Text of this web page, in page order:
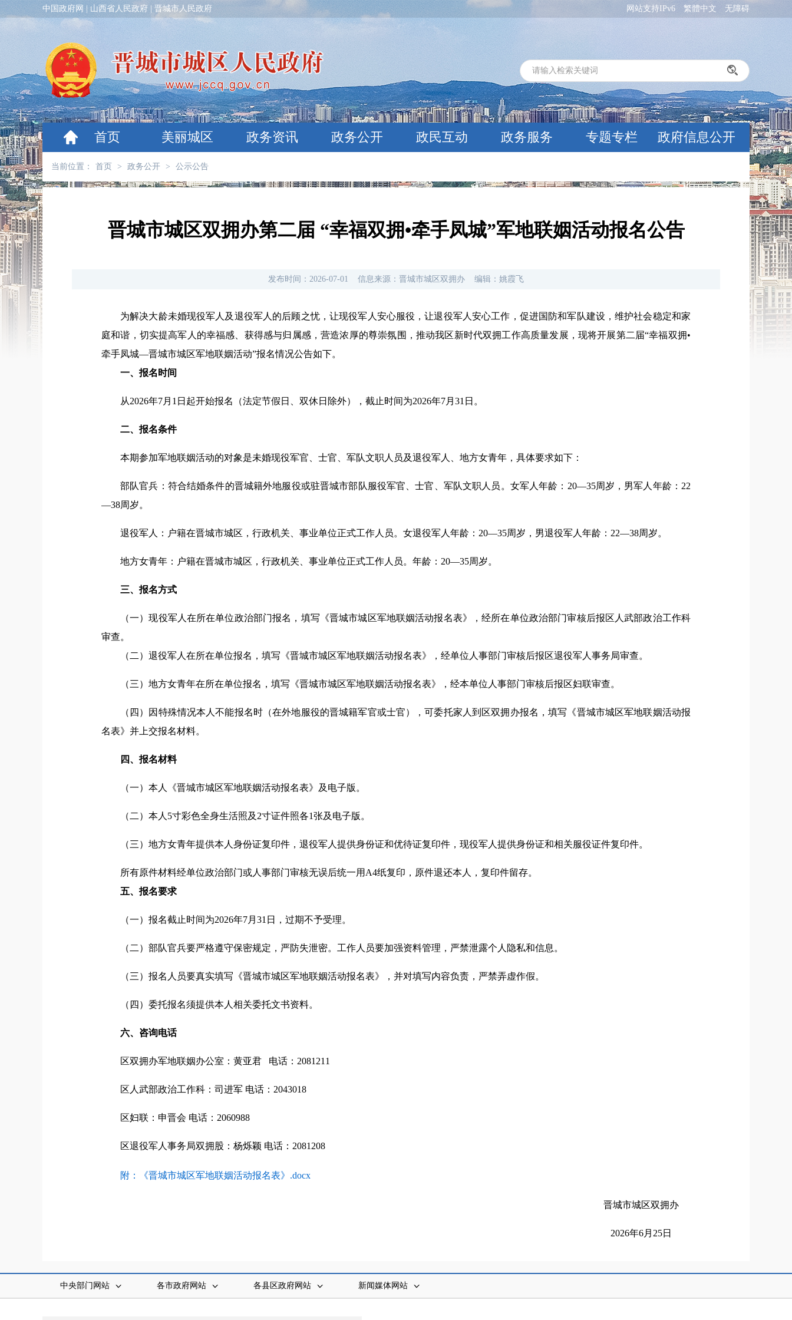
中国政府网 山西省人民政府 晋城市人民政府 网站支持IPv6 繁體中文 无障碍
首页 美丽城区 政务资讯 政务公开 政民互动 政务服务 专题专栏 政府信息公开
当前位置： 首页 > 政务公开 > 公示公告
晋城市城区双拥办第二届 “幸福双拥•牵手凤城”军地联姻活动报名公告
发布时间： 2026-07-01 信息来源： 晋城市城区双拥办 编辑： 姚霞飞
为解决大龄未婚现役军人及退役军人的后顾之忧，让现役军人安心服役，让退役军人安心工作，促进国防和军队建设，维护社会稳定和家
庭和谐，切实提高军人的幸福感、获得感与归属感，营造浓厚的尊崇氛围，推动我区新时代双拥工作高质量发展，现将开展第二届“幸福双拥•
牵手凤城—晋城市城区军地联姻活动”报名情况公告如下。
一、报名时间
从2026年7月1日起开始报名（法定节假日、双休日除外），截止时间为2026年7月31日。
二、报名条件
本期参加军地联姻活动的对象是未婚现役军官、士官、军队文职人员及退役军人、地方女青年，具体要求如下：
部队官兵：符合结婚条件的晋城籍外地服役或驻晋城市部队服役军官、士官、军队文职人员。女军人年龄：20—35周岁，男军人年龄：22
—38周岁。
退役军人：户籍在晋城市城区，行政机关、事业单位正式工作人员。女退役军人年龄：20—35周岁，男退役军人年龄：22—38周岁。
地方女青年：户籍在晋城市城区，行政机关、事业单位正式工作人员。年龄：20—35周岁。
三、报名方式
（一）现役军人在所在单位政治部门报名，填写《晋城市城区军地联姻活动报名表》，经所在单位政治部门审核后报区人武部政治工作科
审查。
（二）退役军人在所在单位报名，填写《晋城市城区军地联姻活动报名表》，经单位人事部门审核后报区退役军人事务局审查。
（三）地方女青年在所在单位报名，填写《晋城市城区军地联姻活动报名表》，经本单位人事部门审核后报区妇联审查。
（四）因特殊情况本人不能报名时（在外地服役的晋城籍军官或士官），可委托家人到区双拥办报名，填写《晋城市城区军地联姻活动报
名表》并上交报名材料。
四、报名材料
（一）本人《晋城市城区军地联姻活动报名表》及电子版。
（二）本人5寸彩色全身生活照及2寸证件照各1张及电子版。
（三）地方女青年提供本人身份证复印件，退役军人提供身份证和优待证复印件，现役军人提供身份证和相关服役证件复印件。
所有原件材料经单位政治部门或人事部门审核无误后统一用A4纸复印，原件退还本人，复印件留存。
五、报名要求
（一）报名截止时间为2026年7月31日，过期不予受理。
（二）部队官兵要严格遵守保密规定，严防失泄密。工作人员要加强资料管理，严禁泄露个人隐私和信息。
（三）报名人员要真实填写《晋城市城区军地联姻活动报名表》，并对填写内容负责，严禁弄虚作假。
（四）委托报名须提供本人相关委托文书资料。
六、咨询电话
区双拥办军地联姻办公室：黄亚君 电话：2081211
区人武部政治工作科：司进军 电话：2043018
区妇联：申晋会 电话：2060988
区退役军人事务局双拥股：杨烁颖 电话：2081208
附：《晋城市城区军地联姻活动报名表》.docx
晋城市城区双拥办
2026年6月25日
中央部门网站 各市政府网站 各县区政府网站 新闻媒体网站